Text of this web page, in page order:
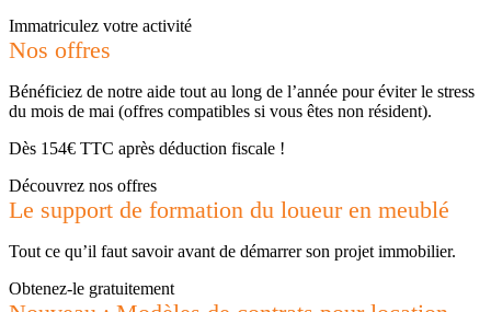
Immatriculez votre activité
Nos offres
Bénéficiez de notre aide tout au long de l’année pour éviter le stress
du mois de mai (offres compatibles si vous êtes non résident).
Dès 154€ TTC après déduction fiscale !
Découvrez nos offres
Le support de formation du loueur en meublé
Tout ce qu’il faut savoir avant de démarrer son projet immobilier.
Obtenez-le gratuitement